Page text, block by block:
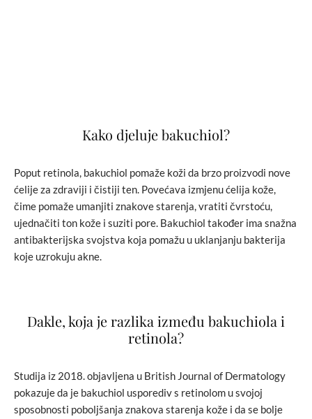
Kako djeluje bakuchiol?
Poput retinola, bakuchiol pomaže koži da brzo proizvodi nove
ćelije za zdraviji i čistiji ten. Povećava izmjenu ćelija kože,
čime pomaže umanjiti znakove starenja, vratiti čvrstoću,
ujednačiti ton kože i suziti pore. Bakuchiol također ima snažna
antibakterijska svojstva koja pomažu u uklanjanju bakterija
koje uzrokuju akne.
Dakle, koja je razlika između bakuchiola i
retinola?
Studija iz 2018. objavljena u British Journal of Dermatology
pokazuje da je bakuchiol usporediv s retinolom u svojoj
sposobnosti poboljšanja znakova starenja kože i da se bolje